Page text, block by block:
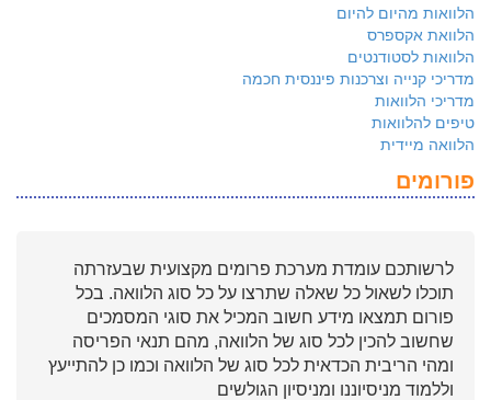
הלוואות מהיום להיום
הלוואת אקספרס
הלוואות לסטודנטים
מדריכי קנייה וצרכנות פיננסית חכמה
מדריכי הלוואות
טיפים להלוואות
הלוואה מיידית
פורומים
לרשותכם עומדת מערכת פרומים מקצועית שבעזרתה
תוכלו לשאול כל שאלה שתרצו על כל סוג הלוואה. בכל
פורום תמצאו מידע חשוב המכיל את סוגי המסמכים
שחשוב להכין לכל סוג של הלוואה, מהם תנאי הפריסה
ומהי הריבית הכדאית לכל סוג של הלוואה וכמו כן להתייעץ
וללמוד מניסיוננו ומניסיון הגולשים